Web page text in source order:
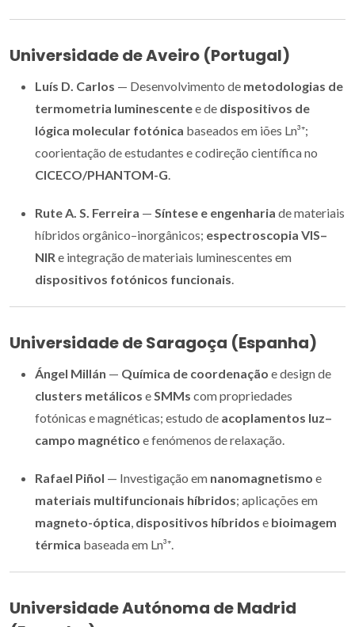
Universidade de Aveiro (Portugal)
Luís D. Carlos — Desenvolvimento de metodologias de
termometria luminescentee de dispositivos de
lógica molecular fotónica baseados em iões Ln³⁺;
coorientação de estudantes e codireção científica no
CICECO/PHANTOM-G.
Rute A. S. Ferreira — Síntese e engenharia de materiais
híbridos orgânico–inorgânicos; espectroscopia VIS–
NIR e integração de materiais luminescentes em
dispositivos fotónicos funcionais.
Universidade de Saragoça (Espanha)
Ángel Millán — Química de coordenação e design de
clusters metálicos eSMMs com propriedades
fotónicas e magnéticas; estudo de acoplamentos luz–
campo magnético e fenómenos de relaxação.
Rafael Piñol — Investigação em nanomagnetismo e
materiais multifuncionais híbridos; aplicações em
magneto-óptica, dispositivos híbridos e bioimagem
térmica baseada em Ln³⁺.
Universidade Autónoma de Madrid